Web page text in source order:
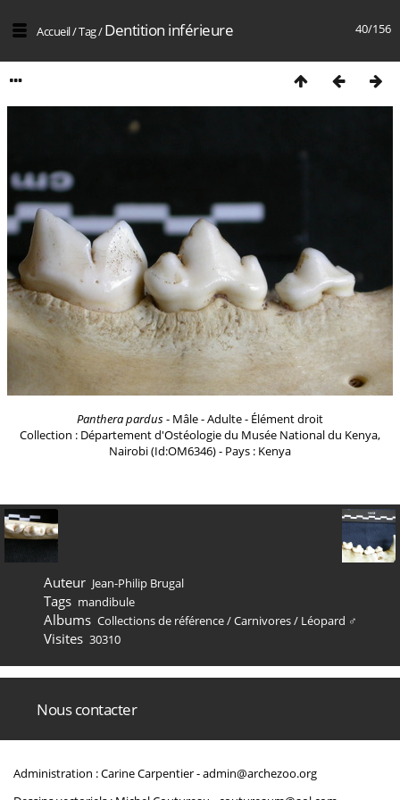
40/156
Accueil/Tag/Dentition inférieure
Panthera pardus- Mâle - Adulte - Élément droit
Collection : Département d'Ostéologie du Musée National du Kenya,
Nairobi (Id:OM6346) - Pays : Kenya
Auteur Jean-Philip Brugal
Tags mandibule
Albums Collections de référence/Carnivores/ Léopard ♂
Visites 30310
Nous contacter
Administration : Carine Carpentier -admin@archezoo.org